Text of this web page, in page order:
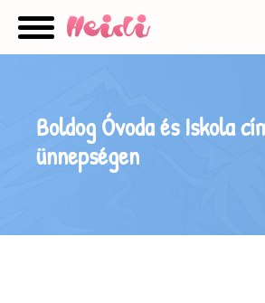
Boldog Óvoda és Iskola
ünnepségen